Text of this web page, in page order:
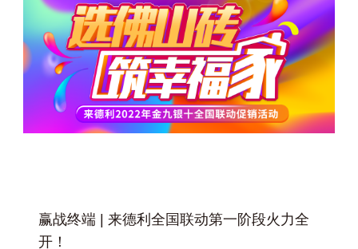
赢战终端 | 来德利全国联动第一阶段火力全
开！